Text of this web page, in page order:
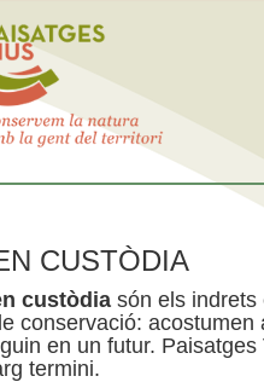
CUSTÒDIA
custòdia són els indrets
conservació:
en un futur.
termini.